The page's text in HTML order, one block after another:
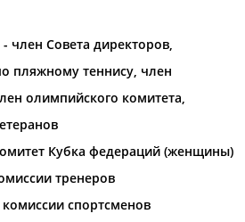
будет восстановлен в правах и
- член Совета директоров,
пляжному теннису, член
олимпийского комитета,
Кубка федераций (женщины)
тренеров
спортсменов